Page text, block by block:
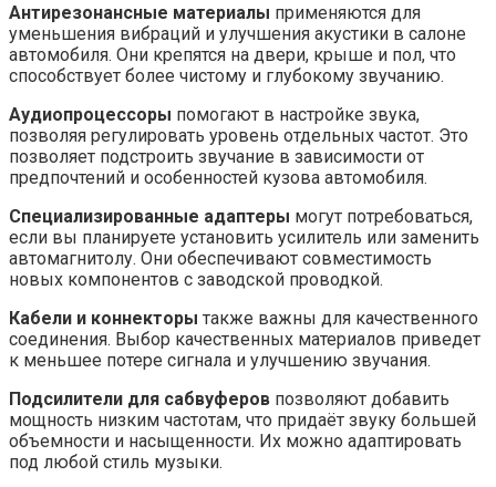
Антирезонансные материалы применяются для
уменьшения вибраций и улучшения акустики в салоне
автомобиля. Они крепятся на двери, крыше и пол, что
способствует более чистому и глубокому звучанию.
Аудиопроцессоры помогают в настройке звука,
позволяя регулировать уровень отдельных частот. Это
позволяет подстроить звучание в зависимости от
предпочтений и особенностей кузова автомобиля.
Специализированные адаптеры могут потребоваться,
если вы планируете установить усилитель или заменить
автомагнитолу. Они обеспечивают совместимость
новых компонентов с заводской проводкой.
Кабели и коннекторы также важны для качественного
соединения. Выбор качественных материалов приведет
к меньшее потере сигнала и улучшению звучания.
Подсилители для сабвуферов позволяют добавить
мощность низким частотам, что придаёт звуку большей
объемности и насыщенности. Их можно адаптировать
под любой стиль музыки.